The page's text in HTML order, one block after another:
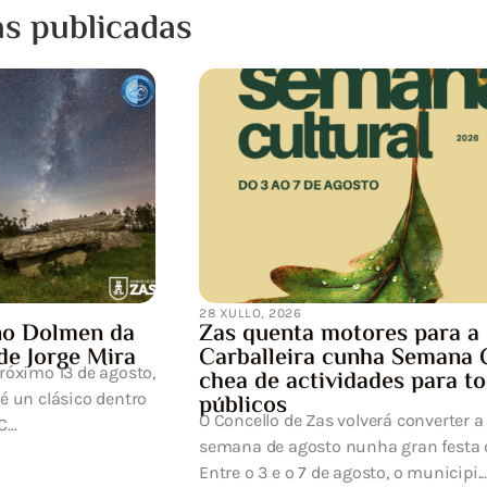
publicadas
para a
Semana Cultural
para todos os
converter a primeira
15 XULLO, 2026
Notificación de
programada da
eléctrica
UFD Informa: Estimado/a
efectuar los trabajos de
desarrollo de la red eléctrica